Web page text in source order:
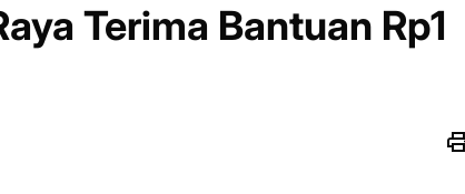
Terima Bantuan Rp1